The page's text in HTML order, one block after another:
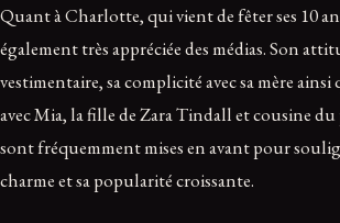
Quant à Charlotte, qui vient de fêter ses 10
également très appréciée des médias. Son
vestimentaire, sa complicité avec sa mère ainsi
avec Mia, la fille de Zara Tindall et cousine
sont fréquemment mises en avant pour
charme et sa popularité croissante.